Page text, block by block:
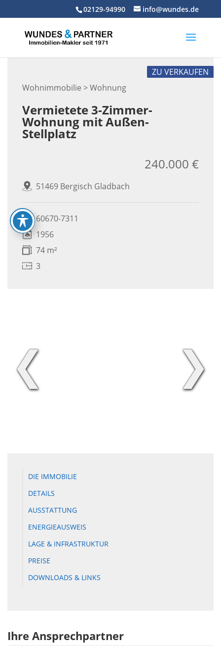
02129-94990 info@wundes.de
Wohnimmobilie > Wohnung
ZU VERKAUFEN
Vermietete 3-Zimmer-
Wohnung mit Außen-
Stellplatz
51469 Bergisch Gladbach
240.000 €
60670-7311
1956
74 m²
3
❮ ❯
DIE IMMOBILIE
DETAILS
AUSSTATTUNG
ENERGIEAUSWEIS
LAGE & INFRASTRUKTUR
PREISE
DOWNLOADS & LINKS
Ihre Ansprechpartner